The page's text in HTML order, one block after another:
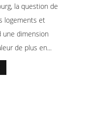
la question de
logements et
une dimension
de plus en...